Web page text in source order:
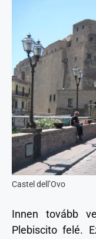
Castel dell’Ovo
Innen tovább
Plebiscito felé.